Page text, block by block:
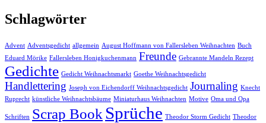
Schlagwörter
Advent Adventsgedicht allgemein August Hoffmann von Fallersleben Weihnachten Buch
Eduard Mörike Fallersleben Honigkuchenmann Freunde Gebrannte Mandeln Rezept
Gedichte Gedicht Weihnachtsmarkt Goethe Weihnachtsgedicht
Handlettering Joseph von Eichendorff Weihnachtsgedicht Journaling Knecht
Ruprecht künstliche Weihnachtsbäume Miniaturhaus Weihnachten Motive Oma und Opa
Schriften Scrap Book Sprüche Theodor Storm Gedicht Theodor